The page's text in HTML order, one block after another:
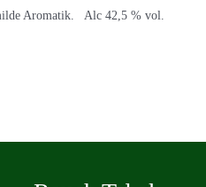
Aromatik. Alc 42,5 % vol.